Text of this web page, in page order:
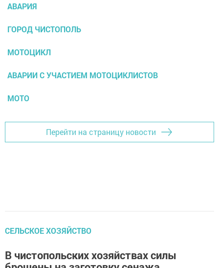
АВАРИЯ
ГОРОД ЧИСТОПОЛЬ
МОТОЦИКЛ
АВАРИИ С УЧАСТИЕМ МОТОЦИКЛИСТОВ
МОТО
Перейти на страницу новости
СЕЛЬСКОЕ ХОЗЯЙСТВО
В чистопольских хозяйствах силы